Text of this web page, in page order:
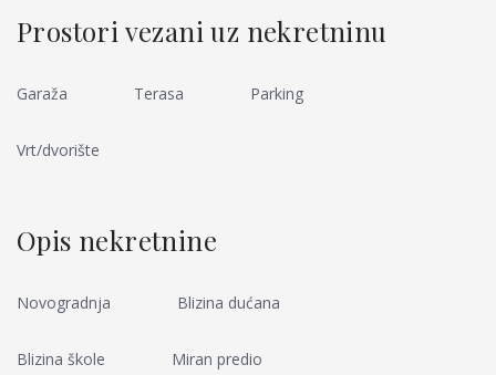
Prostori vezani uz nekretninu
Garaža Terasa Parking
Vrt/dvorište
Opis nekretnine
Novogradnja Blizina dućana
Blizina škole Miran predio